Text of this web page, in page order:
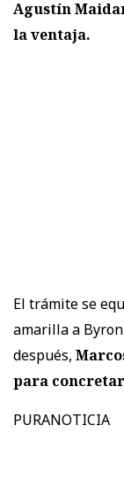
Agustín
la ventaja.
El trámite se
amarilla a Byron
después,
para
PURANOTICIA